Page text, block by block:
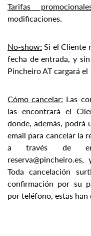
Tarifas
modificaciones.
No-show: Si el Cliente
fecha de entrada, y
Pincheiro AT cargará
Cómo cancelar: Las
las encontrará el
donde, además, podrá
email para cancelar la
a través de
Toda cancelación
confirmación por su
por teléfono, estas han